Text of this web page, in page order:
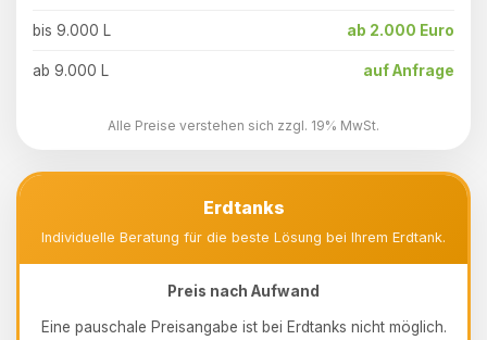
bis 9.000 L ab 2.000 Euro
ab 9.000 L auf Anfrage
Alle Preise verstehen sich zzgl. 19% MwSt.
Erdtanks
Individuelle Beratung für die beste Lösung bei Ihrem Erdtank.
Preis nach Aufwand
Eine pauschale Preisangabe ist bei Erdtanks nicht möglich.